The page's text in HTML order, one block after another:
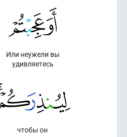
Или неужели вы
удивляетесь
чтобы он